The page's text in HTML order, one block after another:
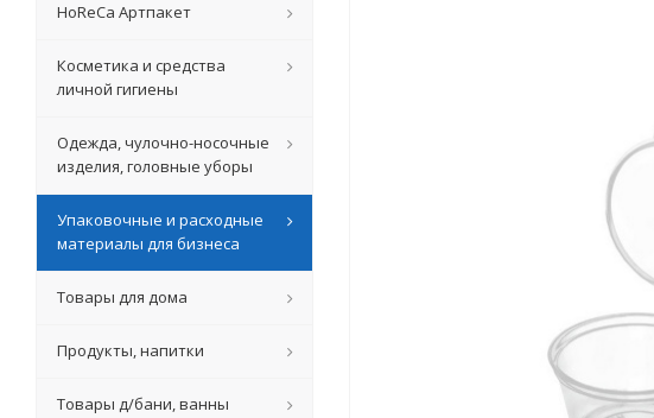
HoReCa Артпакет
Косметика и средства
личной гигиены
Одежда, чулочно-носочные
изделия, головные уборы
Упаковочные и расходные
материалы для бизнеса
Товары для дома
Продукты, напитки
Товары д/бани, ванны